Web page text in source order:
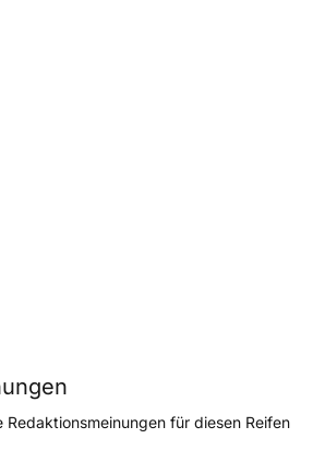
170 km/h
Redaktionsmeinungen für diesen Reifen